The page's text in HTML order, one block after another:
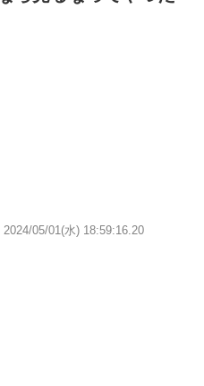
2024/05/01(水) 18:59:16.20